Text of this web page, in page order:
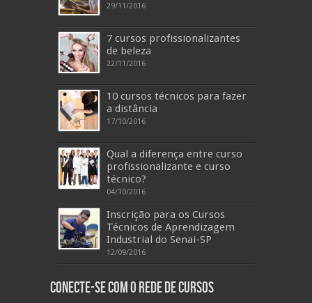
29/11/2016
7 cursos profissionalizantes
de beleza
22/11/2016
10 cursos técnicos para fazer
a distância
17/10/2016
Qual a diferença entre curso
profissionalizante e curso
técnico?
04/10/2016
Inscrição para os Cursos
Técnicos de Aprendizagem
Industrial do Senai-SP
12/09/2016
Conecte-se com o Rede de Cursos